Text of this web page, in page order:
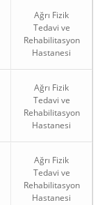
Ağrı Fizik
Tedavi ve
Rehabilitasyon
Hastanesi
Ağrı Fizik
Tedavi ve
Rehabilitasyon
Hastanesi
Ağrı Fizik
Tedavi ve
Rehabilitasyon
Hastanesi